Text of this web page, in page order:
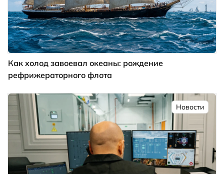
Как холод завоевал океаны: рождение
рефрижераторного флота
Новости